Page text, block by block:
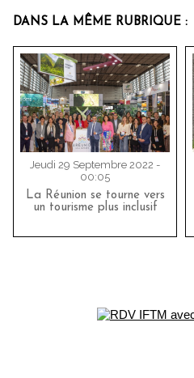
DANS LA MÊME RUBRIQUE :
Jeudi 29 Septembre 2022 -
00:05
La Réunion se tourne vers
un tourisme plus inclusif